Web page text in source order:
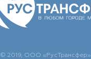
© 2019, ООО «РусТрансфер»